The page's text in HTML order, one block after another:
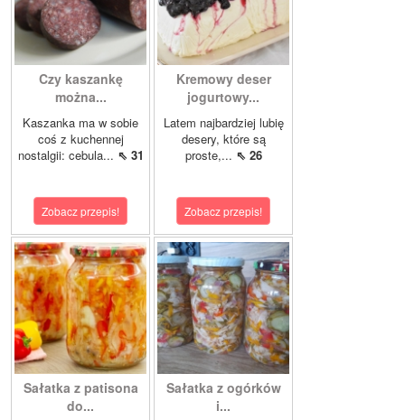
Czy kaszankę
można...
Kaszanka ma w sobie
coś z kuchennej
nostalgii: cebula... ⇖ 31
Zobacz przepis!
Kremowy deser
jogurtowy...
Latem najbardziej lubię
desery, które są
proste,... ⇖ 26
Zobacz przepis!
Sałatka z patisona
do...
Sałatka z ogórków
i...